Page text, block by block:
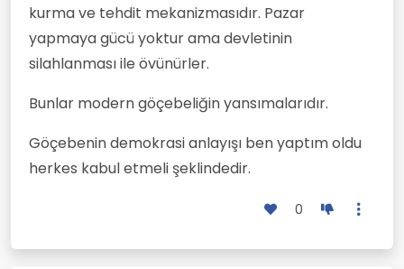
kurma ve tehdit mekanizmasıdır. Pazar
yapmaya gücü yoktur ama devletinin
silahlanması ile övünürler.
Bunlar modern göçebeliğin yansımalarıdır.
Göçebenin demokrasi anlayışı ben yaptım oldu
herkes kabul etmeli şeklindedir.
0